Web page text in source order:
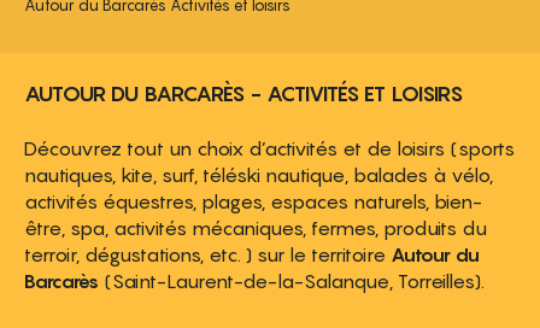
Autour du Barcarès Activités et loisirs
AUTOUR DU BARCARÈS - ACTIVITÉS ET LOISIRS
Découvrez tout un choix d’activités et de loisirs (sports
nautiques, kite, surf, téléski nautique, balades à vélo,
activités équestres, plages, espaces naturels, bien-
être, spa, activités mécaniques, fermes, produits du
terroir, dégustations, etc. ) sur le territoire Autour du
Barcarès (Saint-Laurent-de-la-Salanque, Torreilles).